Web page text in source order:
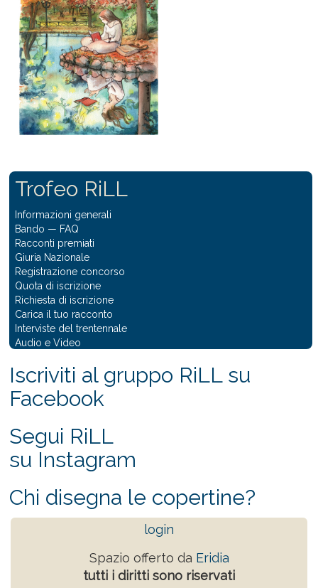
Trofeo RiLL
Informazioni generali
Bando — FAQ
Racconti premiati
Giuria Nazionale
Registrazione concorso
Quota di iscrizione
Richiesta di iscrizione
Carica il tuo racconto
Interviste del trentennale
Audio e Video
Iscriviti al gruppo RiLL su
Facebook
Segui RiLL
su Instagram
Chi disegna le copertine?
login
Spazio offerto da Eridia
tutti i diritti sono riservati